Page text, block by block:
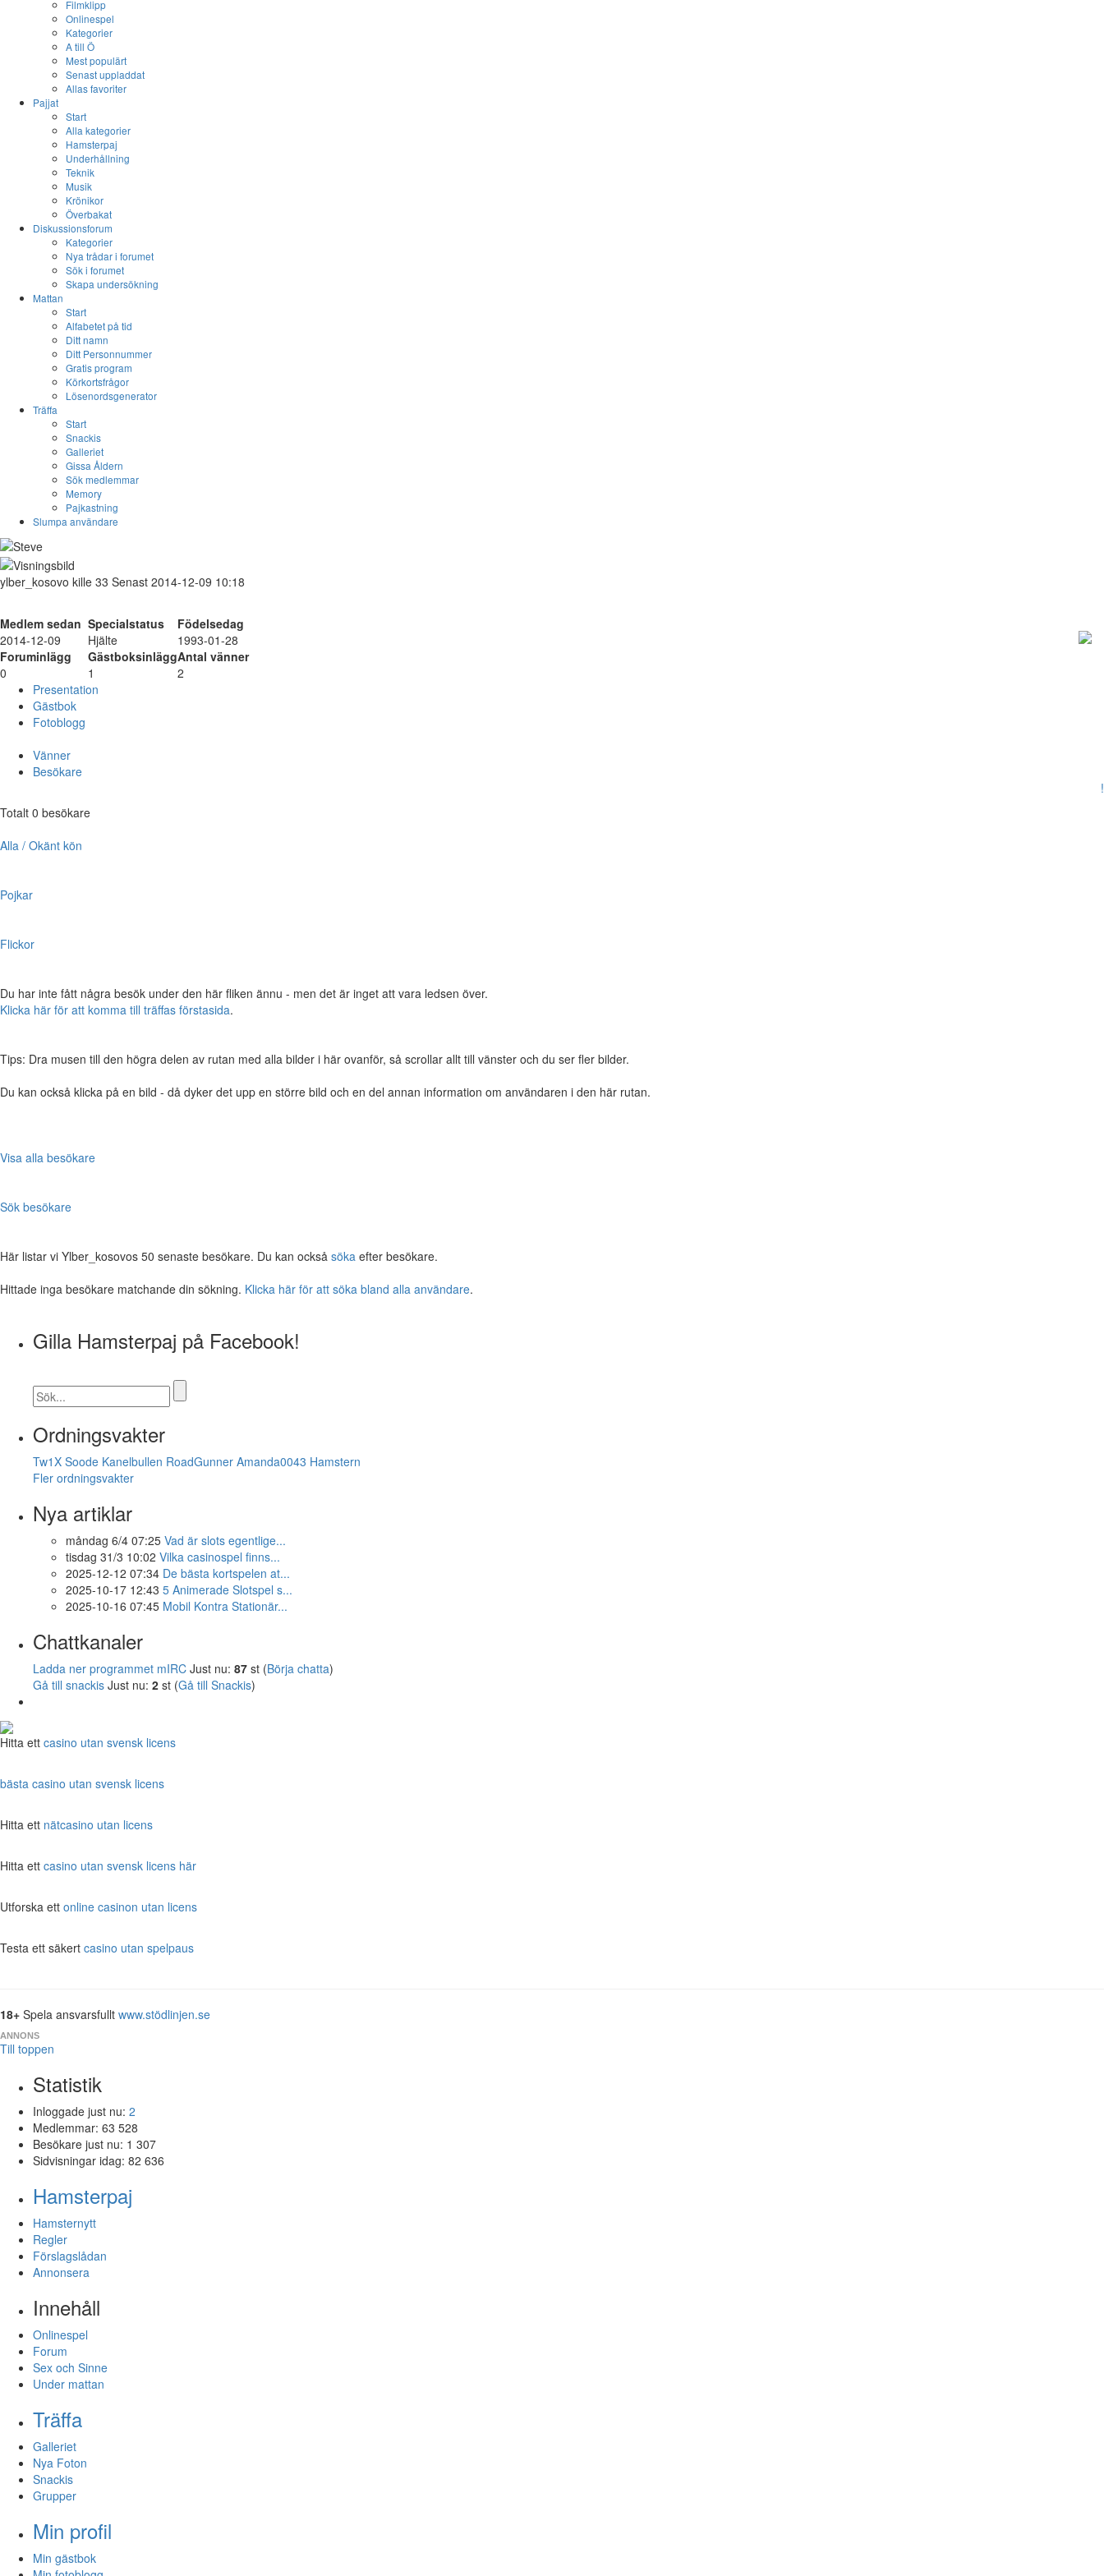
Filmklipp
Onlinespel
Kategorier
A till Ö
Mest populärt
Senast uppladdat
Allas favoriter
Pajjat
Start
Alla kategorier
Hamsterpaj
Underhållning
Teknik
Musik
Krönikor
Överbakat
Diskussionsforum
Kategorier
Nya trådar i forumet
Sök i forumet
Skapa undersökning
Mattan
Start
Alfabetet på tid
Ditt namn
Ditt Personnummer
Gratis program
Körkortsfrågor
Lösenordsgenerator
Träffa
Start
Snackis
Galleriet
Gissa Åldern
Sök medlemmar
Memory
Pajkastning
Slumpa användare
ylber_kosovo kille 33 Senast 2014-12-09 10:18
Medlem sedan Specialstatus
Födelsedag
2014-12-09
Hjälte
1993-01-28
Foruminlägg
GästboksinläggAntal vänner
0
1
2
Presentation
Gästbok
Fotoblogg
Vänner
Besökare
!
Totalt 0 besökare
Alla / Okänt kön
Pojkar
Flickor
Du har inte fått några besök under den här fliken ännu - men det är inget att vara ledsen över.
Klicka här för att komma till träffas förstasida.
Tips: Dra musen till den högra delen av rutan med alla bilder i här ovanför, så scrollar allt till vänster och du ser fler bilder.
Du kan också klicka på en bild - då dyker det upp en större bild och en del annan information om användaren i den här rutan.
Visa alla besökare
Sök besökare
Här listar vi Ylber_kosovos 50 senaste besökare. Du kan också söka efter besökare.
Hittade inga besökare matchande din sökning. Klicka här för att söka bland alla användare.
Gilla Hamsterpaj på Facebook!
Ordningsvakter
Tw1X Soode Kanelbullen RoadGunner Amanda0043 Hamstern
Fler ordningsvakter
Nya artiklar
måndag 6/4 07:25 Vad är slots egentlige...
tisdag 31/3 10:02 Vilka casinospel finns...
2025-12-12 07:34 De bästa kortspelen at...
2025-10-17 12:43 5 Animerade Slotspel s...
2025-10-16 07:45 Mobil Kontra Stationär...
Chattkanaler
Ladda ner programmet mIRC Just nu: 87 st (Börja chatta)
Gå till snackis Just nu: 2 st (Gå till Snackis)
Hitta ett casino utan svensk licens
bästa casino utan svensk licens
Hitta ett nätcasino utan licens
Hitta ett casino utan svensk licens här
Utforska ett online casinon utan licens
Testa ett säkert casino utan spelpaus
18+ Spela ansvarsfullt www.stödlinjen.se
ANNONS
Till toppen
Statistik
Inloggade just nu: 2
Medlemmar: 63 528
Besökare just nu: 1 307
Sidvisningar idag: 82 636
Hamsterpaj
Hamsternytt
Regler
Förslagslådan
Annonsera
Innehåll
Onlinespel
Forum
Sex och Sinne
Under mattan
Träffa
Galleriet
Nya Foton
Snackis
Grupper
Min profil
Min gästbok